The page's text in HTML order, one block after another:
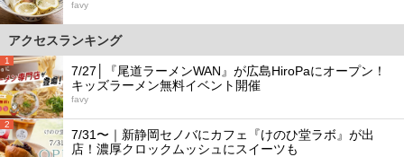
favy
アクセスランキング
1
7/27│『尾道ラーメンWAN』が広島HiroPaにオープン！
キッズラーメン無料イベント開催
favy
2
7/31〜｜新静岡セノバにカフェ『けのひ堂ラボ』が出
店！濃厚クロックムッシュにスイーツも